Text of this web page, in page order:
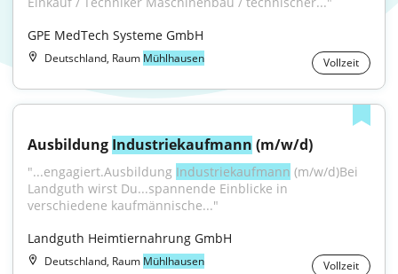
GPE MedTech Systeme GmbH
Deutschland, Raum Mühlhausen Vollzeit
Ausbildung Industriekaufmann (m/w/d)
"...engagiert.Ausbildung Industriekaufmann (m/w/d)Bei
Landguth wirst Du...spannende Einblicke in
verschiedene kaufmännische..."
Landguth Heimtiernahrung GmbH
Deutschland, Raum Mühlhausen Vollzeit